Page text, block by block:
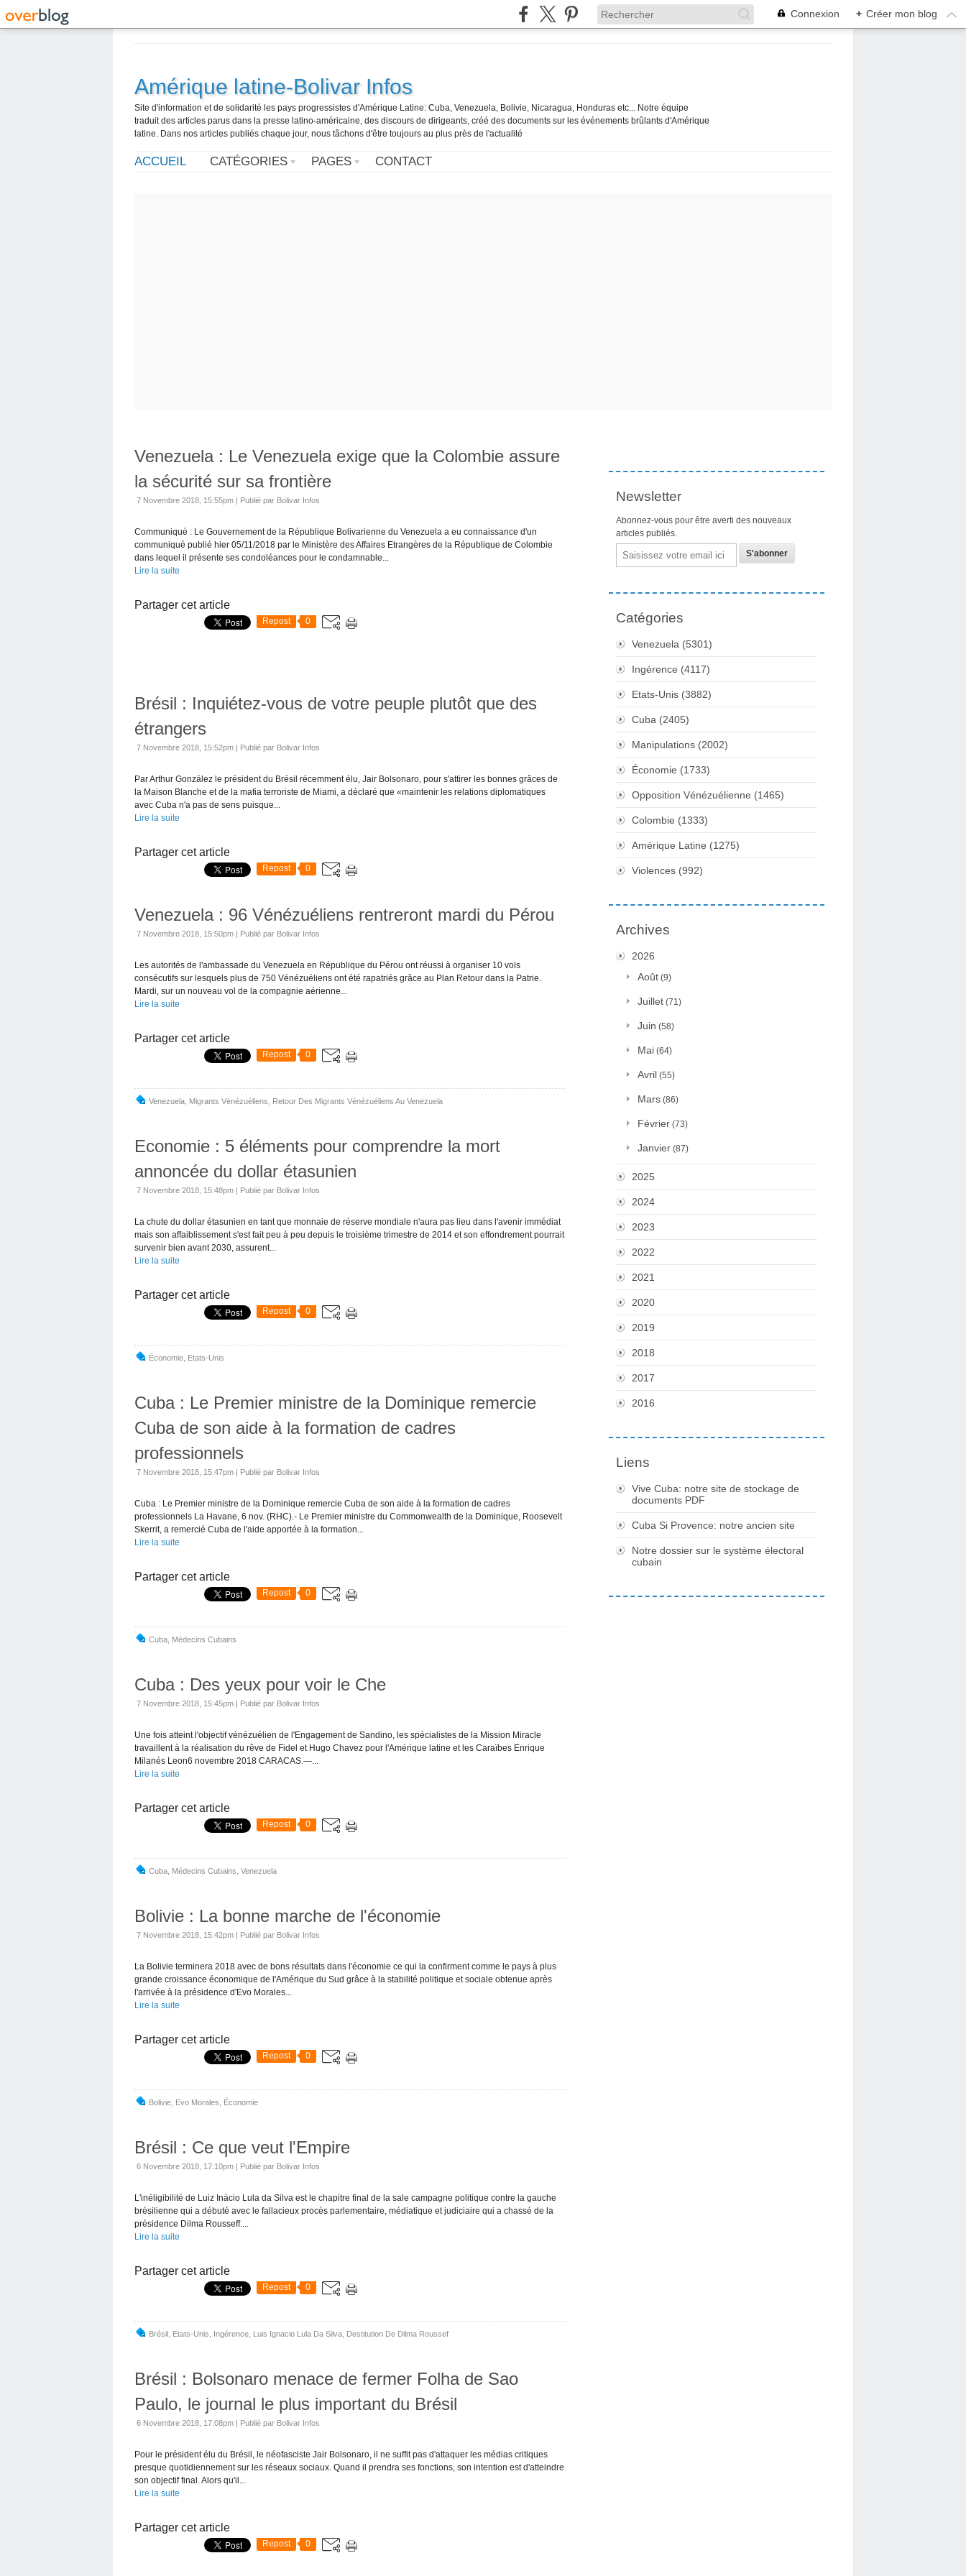
Connexion + Créer mon blog
Amérique latine-Bolivar Infos
Site d'information et de solidarité les pays progressistes d'Amérique Latine: Cuba, Venezuela, Bolivie, Nicaragua, Honduras etc... Notre équipe
traduit des articles parus dans la presse latino-américaine, des discours de dirigeants, créé des documents sur les événements brûlants d'Amérique
latine. Dans nos articles publiés chaque jour, nous tâchons d'être toujours au plus près de l'actualité
ACCUEIL CATÉGORIES PAGES CONTACT
Venezuela : Le Venezuela exige que la Colombie assure
la sécurité sur sa frontière
7 Novembre 2018, 15:55pm | Publié par Bolivar Infos
Communiqué : Le Gouvernement de la République Bolivarienne du Venezuela a eu connaissance d'un
communiqué publié hier 05/11/2018 par le Ministère des Affaires Etrangères de la République de Colombie
dans lequel il présente ses condoléances pour le condamnable...
Lire la suite
Partager cet article
Repost 0
Brésil : Inquiétez-vous de votre peuple plutôt que des
étrangers
7 Novembre 2018, 15:52pm | Publié par Bolivar Infos
Par Arthur González le président du Brésil récemment élu, Jair Bolsonaro, pour s'attirer les bonnes grâces de
la Maison Blanche et de la mafia terroriste de Miami, a déclaré que «maintenir les relations diplomatiques
avec Cuba n'a pas de sens puisque...
Lire la suite
Partager cet article
Repost 0
Venezuela : 96 Vénézuéliens rentreront mardi du Pérou
7 Novembre 2018, 15:50pm | Publié par Bolivar Infos
Les autorités de l'ambassade du Venezuela en République du Pérou ont réussi à organiser 10 vols
consécutifs sur lesquels plus de 750 Vénézuéliens ont été rapatriés grâce au Plan Retour dans la Patrie.
Mardi, sur un nouveau vol de la compagnie aérienne...
Lire la suite
Partager cet article
Repost 0
Venezuela Migrants Vénézuéliens Retour Des Migrants Vénézuéliens Au Venezuela
Economie : 5 éléments pour comprendre la mort
annoncée du dollar étasunien
7 Novembre 2018, 15:48pm | Publié par Bolivar Infos
La chute du dollar étasunien en tant que monnaie de réserve mondiale n'aura pas lieu dans l'avenir immédiat
mais son affaiblissement s'est fait peu à peu depuis le troisième trimestre de 2014 et son effondrement pourrait
survenir bien avant 2030, assurent...
Lire la suite
Partager cet article
Repost 0
Économie Etats-Unis
Cuba : Le Premier ministre de la Dominique remercie
Cuba de son aide à la formation de cadres
professionnels
7 Novembre 2018, 15:47pm | Publié par Bolivar Infos
Cuba : Le Premier ministre de la Dominique remercie Cuba de son aide à la formation de cadres
professionnels La Havane, 6 nov. (RHC).- Le Premier ministre du Commonwealth de la Dominique, Roosevelt
Skerrit, a remercié Cuba de l'aide apportée à la formation...
Lire la suite
Partager cet article
Repost 0
Cuba Médecins Cubains
Cuba : Des yeux pour voir le Che
7 Novembre 2018, 15:45pm | Publié par Bolivar Infos
Une fois atteint l'objectif vénézuélien de l'Engagement de Sandino, les spécialistes de la Mission Miracle
travaillent à la réalisation du rêve de Fidel et Hugo Chavez pour l'Amérique latine et les Caraïbes Enrique
Milanés Leon6 novembre 2018 CARACAS.—...
Lire la suite
Partager cet article
Repost 0
Cuba Médecins Cubains Venezuela
Bolivie : La bonne marche de l'économie
7 Novembre 2018, 15:42pm | Publié par Bolivar Infos
La Bolivie terminera 2018 avec de bons résultats dans l'économie ce qui la confirment comme le pays à plus
grande croissance économique de l'Amérique du Sud grâce à la stabilité politique et sociale obtenue après
l'arrivée à la présidence d'Evo Morales...
Lire la suite
Partager cet article
Repost 0
Bolivie Evo Morales Économie
Brésil : Ce que veut l'Empire
6 Novembre 2018, 17:10pm | Publié par Bolivar Infos
L'inéligibilité de Luiz Inácio Lula da Silva est le chapitre final de la sale campagne politique contre la gauche
brésilienne qui a débuté avec le fallacieux procès parlementaire, médiatique et judiciaire qui a chassé de la
présidence Dilma Rousseff....
Lire la suite
Partager cet article
Repost 0
Brésil Etats-Unis Ingérence Luis Ignacio Lula Da Silva Destitution De Dilma Roussef
Brésil : Bolsonaro menace de fermer Folha de Sao
Paulo, le journal le plus important du Brésil
6 Novembre 2018, 17:08pm | Publié par Bolivar Infos
Pour le président élu du Brésil, le néofasciste Jair Bolsonaro, il ne suffit pas d'attaquer les médias critiques
presque quotidiennement sur les réseaux sociaux. Quand il prendra ses fonctions, son intention est d'atteindre
son objectif final. Alors qu'il...
Lire la suite
Partager cet article
Repost 0
Newsletter
Abonnez-vous pour être averti des nouveaux
articles publiés.
Email
Catégories
Venezuela (5301)
Ingérence (4117)
Etats-Unis (3882)
Cuba (2405)
Manipulations (2002)
Économie (1733)
Opposition Vénézuélienne (1465)
Colombie (1333)
Amérique Latine (1275)
Violences (992)
Archives
2026
Août (9)
Juillet (71)
Juin (58)
Mai (64)
Avril (55)
Mars (86)
Février (73)
Janvier (87)
2025
2024
2023
2022
2021
2020
2019
2018
2017
2016
Liens
Vive Cuba: notre site de stockage de
documents PDF
Cuba Si Provence: notre ancien site
Notre dossier sur le système électoral
cubain